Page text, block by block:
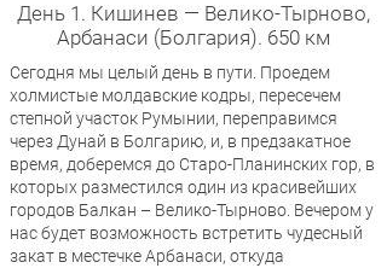
День 1. Кишинев — Велико-Тырново,
Арбанаси (Болгария). 650 км
Сегодня мы целый день в пути. Проедем
холмистые молдавские кодры, пересечем
степной участок Румынии, переправимся
через Дунай в Болгарию, и, в предзакатное
время, доберемся до Старо-Планинских гор, в
которых разместился один из красивейших
городов Балкан – Велико-Тырново. Вечером у
нас будет возможность встретить чудесный
закат в местечке Арбанаси, откуда